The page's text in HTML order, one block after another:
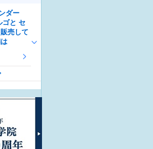
ダー
ゴと セ
売して